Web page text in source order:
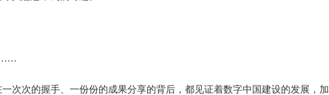
……
次的握手、一份份的成果分享的背后，都见证着数字中国建设的发展，